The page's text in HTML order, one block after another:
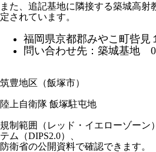
また、追記基地に隣接する築城高射
定されています。
福岡県京都郡みやこ町呰見
問い合わせ先：築城基地
筑豊地区（飯塚市）
陸上自衛隊 飯塚駐屯地
規制範囲（レッド・イエローゾーン
テム（DIPS2.0）、
防衛省の公開資料で確認できます。